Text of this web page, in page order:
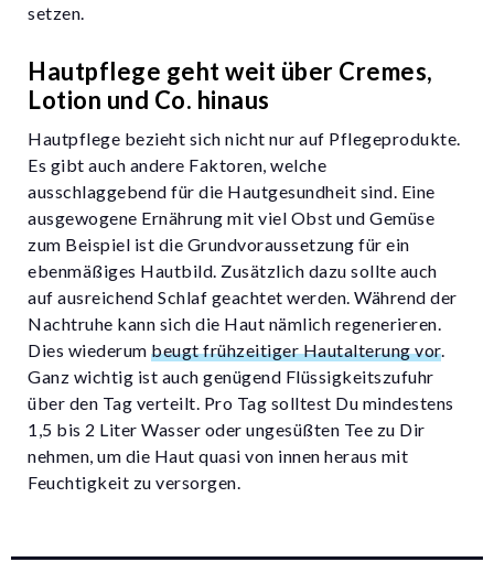
setzen.
Hautpflege geht weit über Cremes,
Lotion und Co. hinaus
Hautpflege bezieht sich nicht nur auf Pflegeprodukte.
Es gibt auch andere Faktoren, welche
ausschlaggebend für die Hautgesundheit sind. Eine
ausgewogene Ernährung mit viel Obst und Gemüse
zum Beispiel ist die Grundvoraussetzung für ein
ebenmäßiges Hautbild. Zusätzlich dazu sollte auch
auf ausreichend Schlaf geachtet werden. Während der
Nachtruhe kann sich die Haut nämlich regenerieren.
Dies wiederum beugt frühzeitiger Hautalterung vor.
Ganz wichtig ist auch genügend Flüssigkeitszufuhr
über den Tag verteilt. Pro Tag solltest Du mindestens
1,5 bis 2 Liter Wasser oder ungesüßten Tee zu Dir
nehmen, um die Haut quasi von innen heraus mit
Feuchtigkeit zu versorgen.